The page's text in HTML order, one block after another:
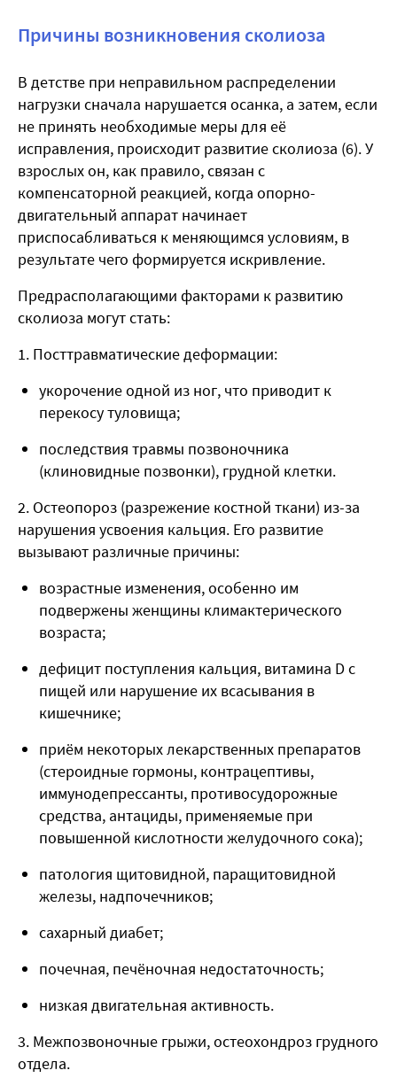
Причины возникновения сколиоза
В детстве при неправильном распределении
нагрузки сначала нарушается осанка, а затем, если
не принять необходимые меры для её
исправления, происходит развитие сколиоза (6). У
взрослых он, как правило, связан с
компенсаторной реакцией, когда опорно-
двигательный аппарат начинает
приспосабливаться к меняющимся условиям, в
результате чего формируется искривление.
Предрасполагающими факторами к развитию
сколиоза могут стать:
1. Посттравматические деформации:
укорочение одной из ног, что приводит к
перекосу туловища;
последствия травмы позвоночника
(клиновидные позвонки), грудной клетки.
2. Остеопороз (разрежение костной ткани) из-за
нарушения усвоения кальция. Его развитие
вызывают различные причины:
возрастные изменения, особенно им
подвержены женщины климактерического
возраста;
дефицит поступления кальция, витамина D с
пищей или нарушение их всасывания в
кишечнике;
приём некоторых лекарственных препаратов
(стероидные гормоны, контрацептивы,
иммунодепрессанты, противосудорожные
средства, антациды, применяемые при
повышенной кислотности желудочного сока);
патология щитовидной, паращитовидной
железы, надпочечников;
сахарный диабет;
почечная, печёночная недостаточность;
низкая двигательная активность.
3. Межпозвоночные грыжи, остеохондроз грудного
отдела.